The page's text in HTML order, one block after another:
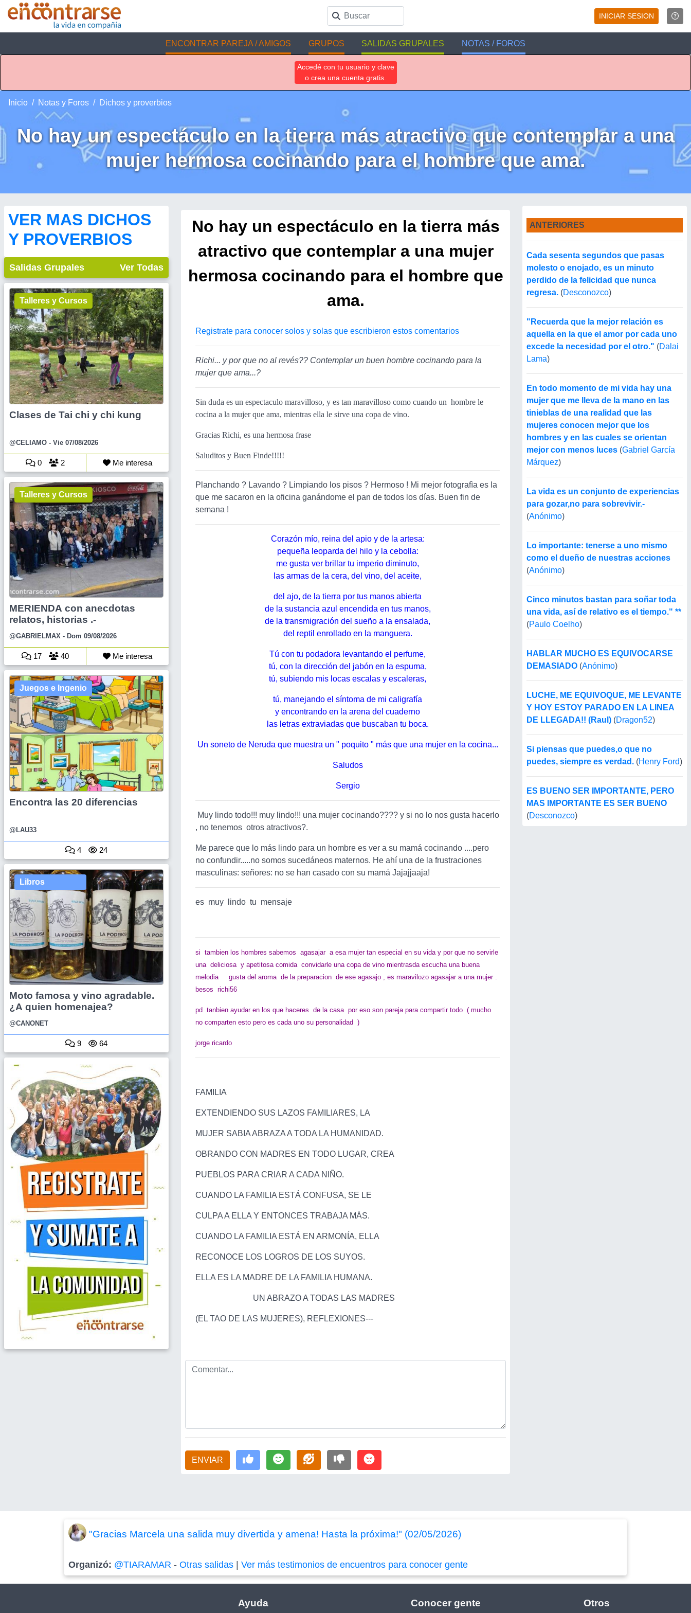
INICIAR SESION
ENCONTRAR PAREJA / AMIGOS GRUPOS SALIDAS GRUPALES NOTAS / FOROS
Accedé con tu usuario y clave
o crea una cuenta gratis.
Inicio Notas y Foros Dichos y proverbios
No hay un espectáculo en la tierra más atractivo que contemplar a una
mujer hermosa cocinando para el hombre que ama.
VER MAS DICHOS
Y PROVERBIOS
Salidas Grupales Ver Todas
Talleres y Cursos
Clases de Tai chi y chi kung
@CELIAMO - Vie 07/08/2026
0 2 Me interesa
Talleres y Cursos
MERIENDA con anecdotas
relatos, historias .-
@GABRIELMAX - Dom 09/08/2026
17 40 Me interesa
Juegos e Ingenio
Encontra las 20 diferencias
@LAU33
4 24
Libros
Moto famosa y vino agradable.
¿A quien homenajea?
@CANONET
9 64
No hay un espectáculo en la tierra más
atractivo que contemplar a una mujer
hermosa cocinando para el hombre que
ama.
Registrate para conocer solos y solas que escribieron estos comentarios
Richi... y por que no al revés?? Contemplar un buen hombre cocinando para la
mujer que ama...?
Sin duda es un espectaculo maravilloso, y es tan maravilloso como cuando un hombre le
cocina a la mujer que ama, mientras ella le sirve una copa de vino.
Gracias Richi, es una hermosa frase
Saluditos y Buen Finde!!!!!
Planchando ? Lavando ? Limpiando los pisos ? Hermoso ! Mi mejor fotografìa es la
que me sacaron en la oficina ganándome el pan de todos los días. Buen fin de
semana !
Corazón mío, reina del apio y de la artesa:
pequeña leoparda del hilo y la cebolla:
me gusta ver brillar tu imperio diminuto,
las armas de la cera, del vino, del aceite,
del ajo, de la tierra por tus manos abierta
de la sustancia azul encendida en tus manos,
de la transmigración del sueño a la ensalada,
del reptil enrollado en la manguera.
Tú con tu podadora levantando el perfume,
tú, con la dirección del jabón en la espuma,
tú, subiendo mis locas escalas y escaleras,
tú, manejando el síntoma de mi caligrafía
y encontrando en la arena del cuaderno
las letras extraviadas que buscaban tu boca.
Un soneto de Neruda que muestra un " poquito " más que una mujer en la cocina...
Saludos
Sergio
Muy lindo todo!!! muy lindo!!! una mujer cocinando???? y si no lo nos gusta hacerlo
, no tenemos otros atractivos?.
Me parece que lo más lindo para un hombre es ver a su mamá cocinando ....pero
no confundir.....no somos sucedáneos maternos. He ahí una de la frustraciones
masculinas: señores: no se han casado con su mamá Jajajjaaja!
es muy lindo tu mensaje
si tambien los hombres sabemos agasajar a esa mujer tan especial en su vida y por que no servirle
una deliciosa y apetitosa comida convidarle una copa de vino mientrasda escucha una buena
melodia gusta del aroma de la preparacion de ese agasajo , es maravilozo agasajar a una mujer .
besos richi56
pd tanbien ayudar en los que haceres de la casa por eso son pareja para compartir todo ( mucho
no comparten esto pero es cada uno su personalidad )
jorge ricardo
FAMILIA
EXTENDIENDO SUS LAZOS FAMILIARES, LA
MUJER SABIA ABRAZA A TODA LA HUMANIDAD.
OBRANDO CON MADRES EN TODO LUGAR, CREA
PUEBLOS PARA CRIAR A CADA NIÑO.
CUANDO LA FAMILIA ESTÁ CONFUSA, SE LE
CULPA A ELLA Y ENTONCES TRABAJA MÁS.
CUANDO LA FAMILIA ESTÁ EN ARMONÍA, ELLA
RECONOCE LOS LOGROS DE LOS SUYOS.
ELLA ES LA MADRE DE LA FAMILIA HUMANA.
UN ABRAZO A TODAS LAS MADRES
(EL TAO DE LAS MUJERES), REFLEXIONES---
ENVIAR
ANTERIORES
Cada sesenta segundos que pasas
molesto o enojado, es un minuto
perdido de la felicidad que nunca
regresa. (Desconozco)
"Recuerda que la mejor relación es
aquella en la que el amor por cada uno
excede la necesidad por el otro." (Dalai
Lama)
En todo momento de mi vida hay una
mujer que me lleva de la mano en las
tinieblas de una realidad que las
mujeres conocen mejor que los
hombres y en las cuales se orientan
mejor con menos luces (Gabriel García
Márquez)
La vida es un conjunto de experiencias
para gozar,no para sobrevivir.-
(Anónimo)
Lo importante: tenerse a uno mismo
como el dueño de nuestras acciones
(Anónimo)
Cinco minutos bastan para soñar toda
una vida, así de relativo es el tiempo." **
(Paulo Coelho)
HABLAR MUCHO ES EQUIVOCARSE
DEMASIADO (Anónimo)
LUCHE, ME EQUIVOQUE, ME LEVANTE
Y HOY ESTOY PARADO EN LA LINEA
DE LLEGADA!! (Raul) (Dragon52)
Si piensas que puedes,o que no
puedes, siempre es verdad. (Henry Ford)
ES BUENO SER IMPORTANTE, PERO
MAS IMPORTANTE ES SER BUENO
(Desconozco)
"Gracias Marcela una salida muy divertida y amena! Hasta la próxima!" (02/05/2026)
Organizó: @TIARAMAR -Otras salidas |Ver más testimonios de encuentros para conocer gente
Ayuda Conocer gente Otros